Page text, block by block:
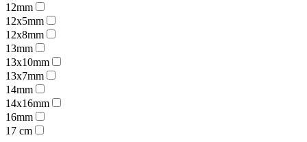
12mm
12x5mm
12x8mm
13mm
13x10mm
13x7mm
14mm
14x16mm
16mm
17 cm